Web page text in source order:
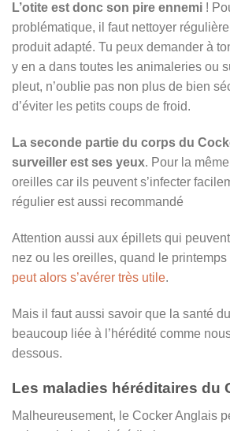
L’otite est donc son pire ennemi !
problématique, il faut nettoyer
produit adapté. Tu peux demander à
y en a dans toutes les animaleries ou
pleut, n’oublie pas non plus de bien
d’éviter les petits coups de froid.
La seconde partie du corps du
surveiller est ses yeux. Pour la
oreilles car ils peuvent s’infecter
régulier est aussi recommandé
Attention aussi aux épillets qui
nez ou les oreilles, quand le printemps
peut alors s’avérer très utile.
Mais il faut aussi savoir que la santé
beaucoup liée à l’hérédité comme
dessous.
Les maladies héréditaires du
Malheureusement, le Cocker Anglais